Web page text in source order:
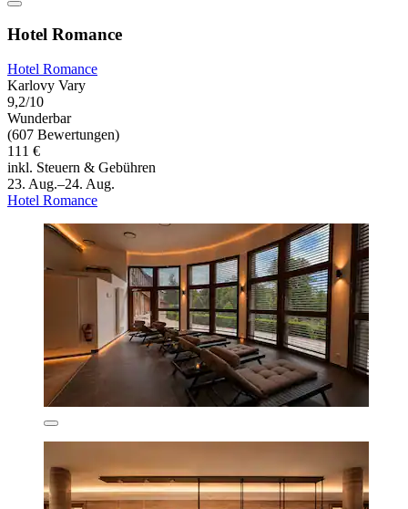
Hotel Romance
Hotel Romance
Karlovy Vary
9,2/10
Wunderbar
(607 Bewertungen)
111 €
inkl. Steuern & Gebühren
23. Aug.–24. Aug.
Hotel Romance